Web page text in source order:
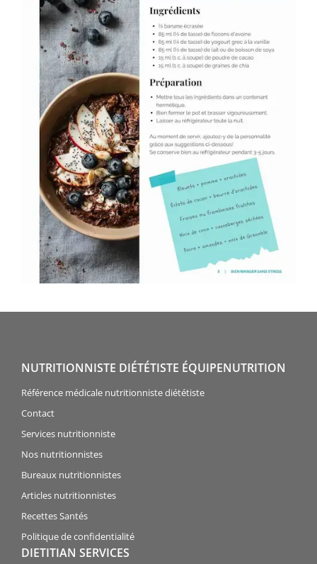
NUTRITIONNISTE DIÉTÉTISTE ÉQUIPENUTRITION
Référence médicale nutritionniste diététiste
Contact
Services nutritionniste
Nos nutritionnistes
Bureaux nutritionnistes
Articles nutritionnistes
Recettes Santés
Politique de confidentialité
DIETITIAN SERVICES